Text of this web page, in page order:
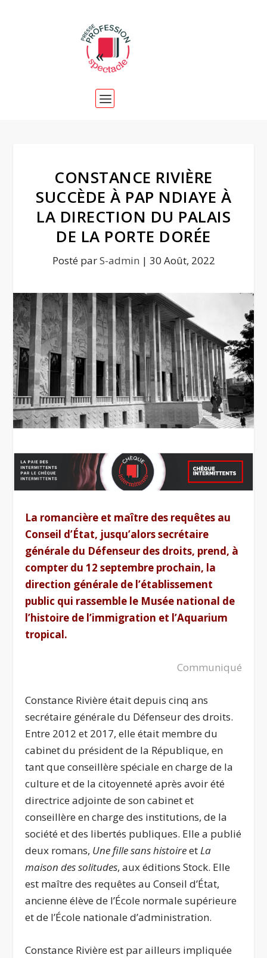
CONSTANCE RIVIÈRE
SUCCÈDE À PAP NDIAYE À
LA DIRECTION DU PALAIS
DE LA PORTE DORÉE
Posté parS-admin | 30 Août, 2022
La romancière et maître des requêtes au
Conseil d’État, jusqu’alors secrétaire
générale du Défenseur des droits, prend, à
compter du 12 septembre prochain, la
direction générale de l’établissement
public qui rassemble le Musée national de
l’histoire de l’immigration et l’Aquarium
tropical.
Communiqué
Constance Rivière était depuis cinq ans
secrétaire générale du Défenseur des droits.
Entre 2012 et 2017, elle était membre du
cabinet du président de la République, en
tant que conseillère spéciale en charge de la
culture et de la citoyenneté après avoir été
directrice adjointe de son cabinet et
conseillère en charge des institutions, de la
société et des libertés publiques. Elle a publié
deux romans, Une fille sans histoireetLa
maison des solitudes, aux éditions Stock. Elle
est maître des requêtes au Conseil d’État,
ancienne élève de l’École normale supérieure
et de l’École nationale d’administration.
Constance Rivière est par ailleurs impliquée